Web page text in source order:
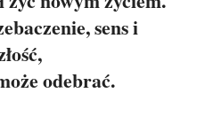
sens i
odebrać.